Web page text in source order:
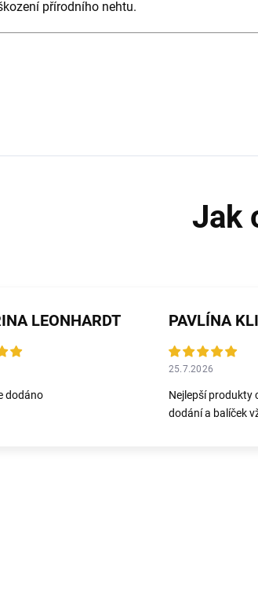
přírodního nehtu.
LEONHARDT
dodáno
PAVLÍNA
25.7.2026
Nejlepší produkty
dodání a balíček